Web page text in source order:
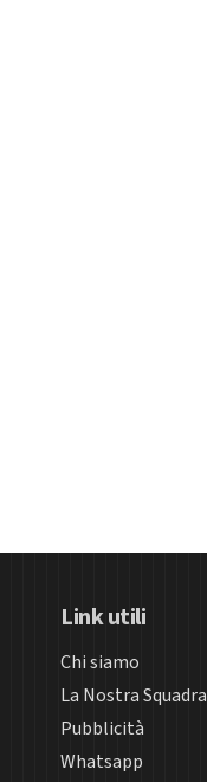
Link utili
Chi siamo
La Nostra Squadra
Pubblicità
Whatsapp